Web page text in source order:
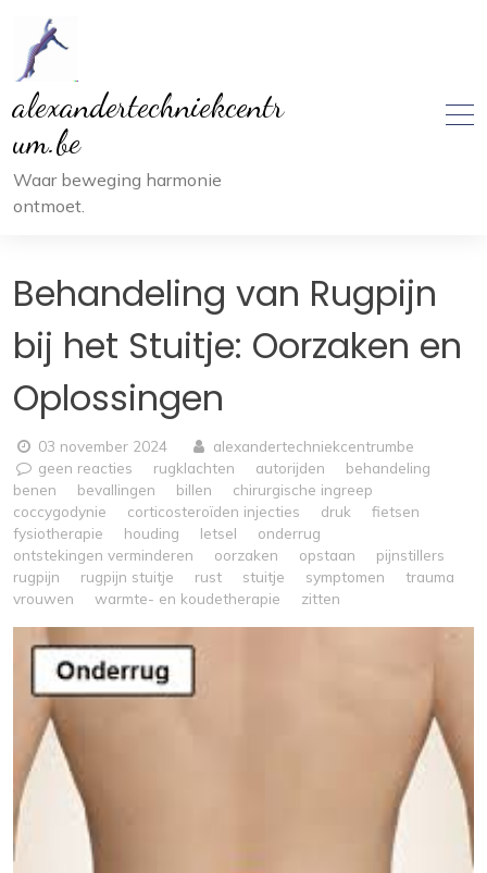
inhoud
alexandertechniekcentr
um.be
Waar beweging harmonie
ontmoet.
Behandeling van Rugpijn
bij het Stuitje: Oorzaken en
Oplossingen
03 november 2024
alexandertechniekcentrumbe
geen reacties
rugklachten autorijden
behandeling
benen
bevallingen billen
chirurgische ingreep
coccygodynie
corticosteroïden injecties druk
fietsen
fysiotherapie
houding letsel
onderrug
ontstekingen verminderen
oorzaken opstaan
pijnstillers
rugpijn
rugpijn stuitje rust stuitje symptomen
trauma
vrouwen
warmte- en koudetherapie zitten